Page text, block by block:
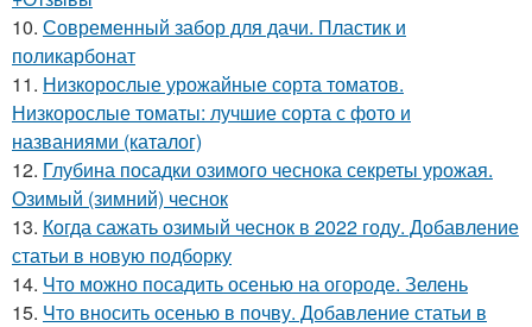
10. Современный забор для дачи. Пластик и
поликарбонат
11. Низкорослые урожайные сорта томатов.
Низкорослые томаты: лучшие сорта с фото и
названиями (каталог)
12. Глубина посадки озимого чеснока секреты урожая.
Озимый (зимний) чеснок
13. Когда сажать озимый чеснок в 2022 году. Добавление
статьи в новую подборку
14. Что можно посадить осенью на огороде. Зелень
15. Что вносить осенью в почву. Добавление статьи в